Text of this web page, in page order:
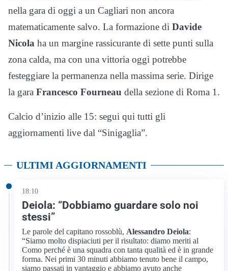
nella gara di oggi a un Cagliari non ancora
matematicamente salvo. La formazione di Davide
Nicola ha un margine rassicurante di sette punti sulla
zona calda, ma con una vittoria oggi potrebbe
festeggiare la permanenza nella massima serie. Dirige
la gara Francesco Fourneau della sezione di Roma 1.
Calcio d’inizio alle 15: segui qui tutti gli
aggiornamenti live dal “Sinigaglia”.
ULTIMI AGGIORNAMENTI
18:10
Deiola: “Dobbiamo guardare solo noi
stessi”
Le parole del capitano rossoblù, Alessandro Deiola:
“Siamo molto dispiaciuti per il risultato: diamo meriti al
Como perché è una squadra con tanta qualità ed è in grande
forma. Nei primi 30 minuti abbiamo tenuto bene il campo,
siamo passati in vantaggio e abbiamo avuto anche